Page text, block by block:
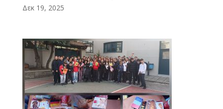
Δεκ 19, 2025